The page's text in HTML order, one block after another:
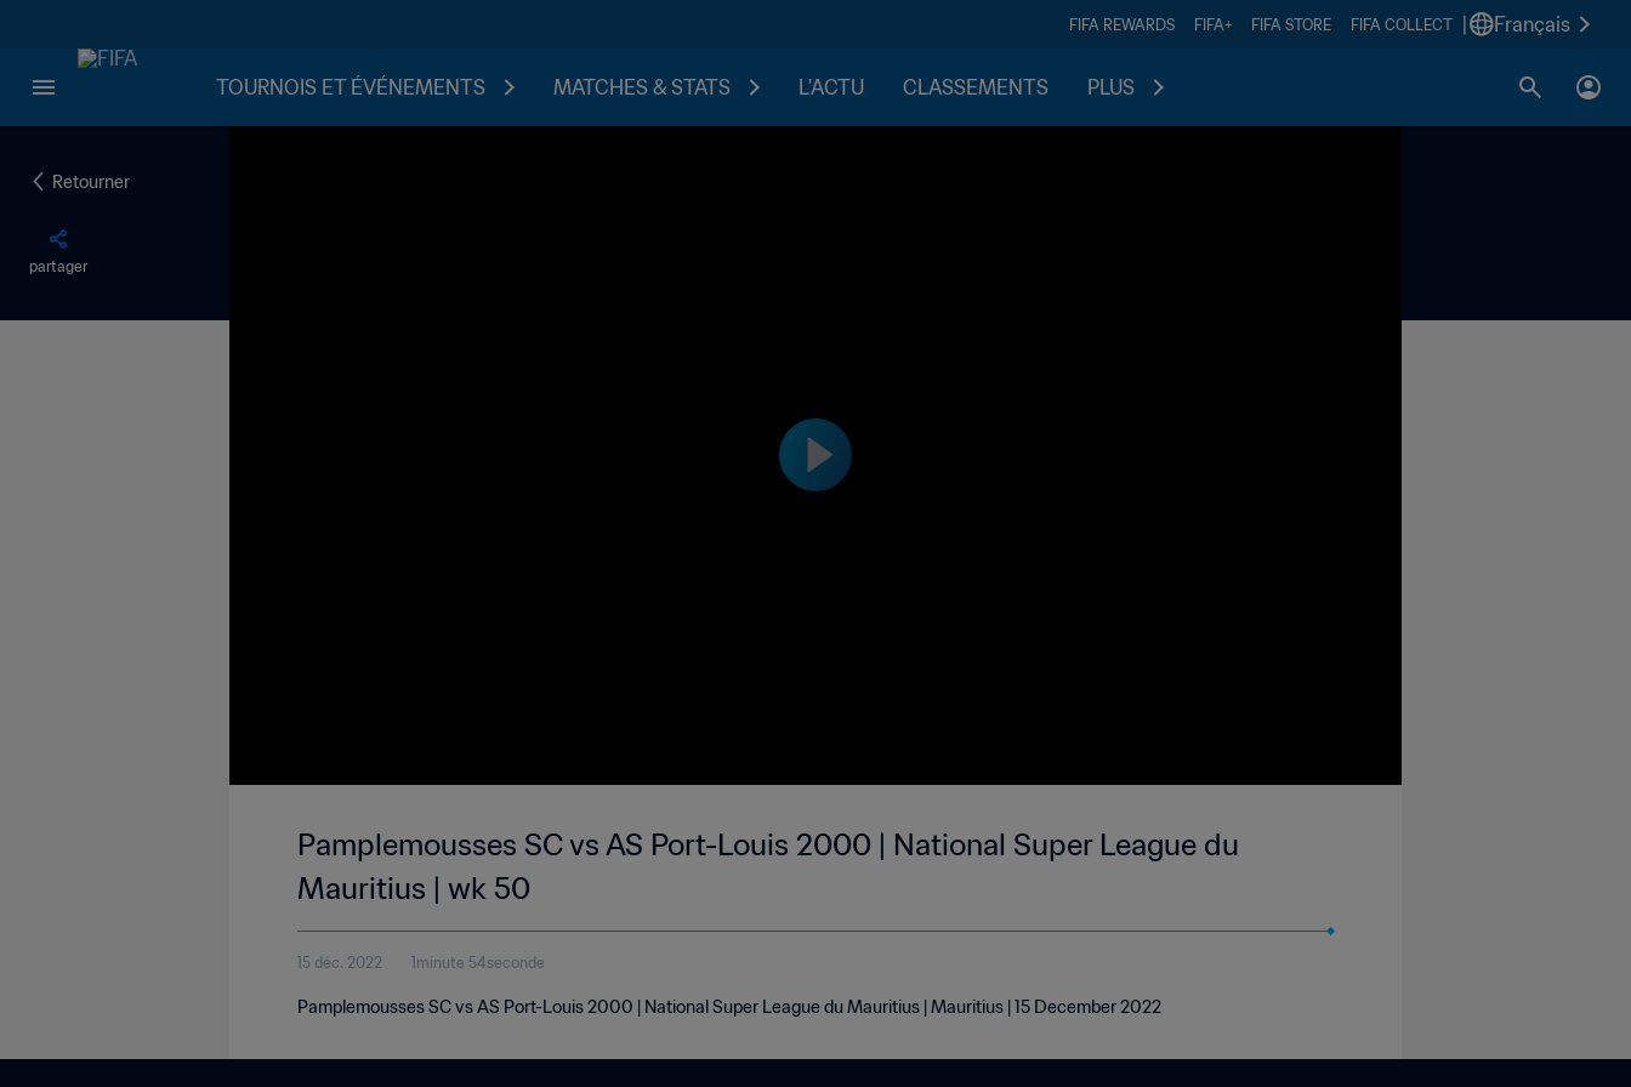
FIFA REWARDS FIFA+ FIFA STORE FIFA COLLECT Français
TOURNOIS ET ÉVÉNEMENTS MATCHES & STATS L'ACTU CLASSEMENTS PLUS
Retourner
partager
Pamplemousses SC vs AS Port-Louis 2000 | National Super League du
Mauritius | wk 50
15 déc. 2022 1minute 54seconde
Pamplemousses SC vs AS Port-Louis 2000 | National Super League du Mauritius | Mauritius | 15 December 2022